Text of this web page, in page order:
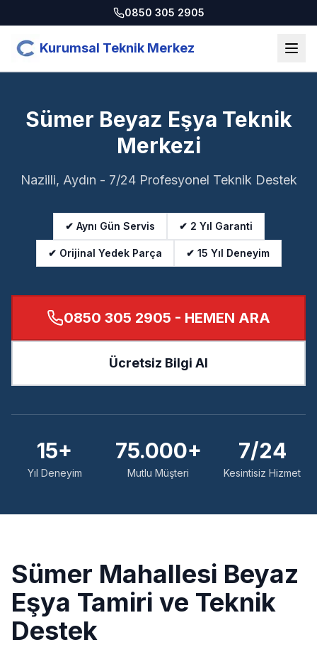
0850 305 2905
Kurumsal Teknik Merkez
Sümer Beyaz Eşya Teknik
Merkezi
Nazilli, Aydın - 7/24 Profesyonel Teknik Destek
✔ Aynı Gün Servis ✔ 2 Yıl Garanti
✔ Orijinal Yedek Parça ✔ 15 Yıl Deneyim
0850 305 2905 - HEMEN ARA
Ücretsiz Bilgi Al
15+
Yıl Deneyim
75.000+
Mutlu Müşteri
7/24
Kesintisiz Hizmet
Sümer Mahallesi Beyaz
Eşya Tamiri ve Teknik
Destek